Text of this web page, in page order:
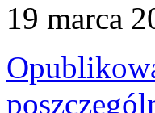
19 marca